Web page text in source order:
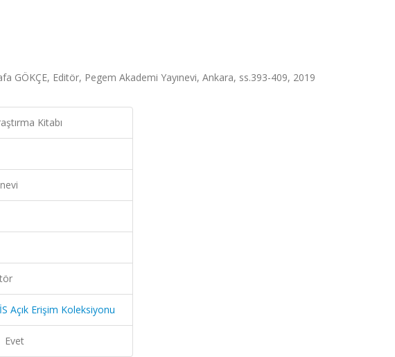
GÖKÇE, Editör, Pegem Akademi Yayınevi, Ankara, ss.393-409, 2019
Kitabı
Açık Erişim Koleksiyonu
Evet